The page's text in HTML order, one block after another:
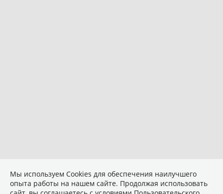
Мы используем Сookies для обеспечения наилучшего
опыта работы на нашем сайте. Продолжая использовать